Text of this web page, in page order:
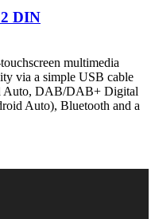
DIN
multimedia
via a simple USB cable
Auto, DAB/DAB+ Digital
Auto), Bluetooth and a